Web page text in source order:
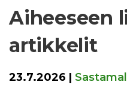
Aiheeseen
artikkelit
23.7.2026 |